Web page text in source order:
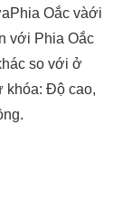
Oắc vàới
với Phia Oắc
so với ở
khóa: Độ cao,